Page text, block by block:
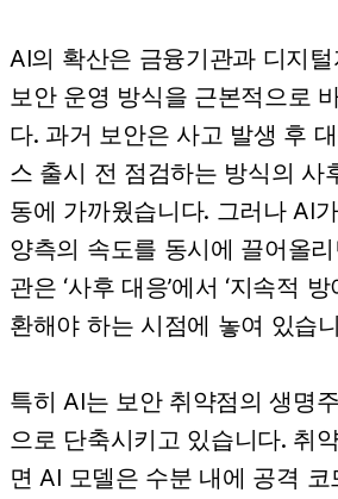
AI의 확산은 금융기관과 디지
보안 운영 방식을 근본적으로
다. 과거 보안은 사고 발생 후
스 출시 전 점검하는 방식의 사
동에 가까웠습니다. 그러나 AI
양측의 속도를 동시에 끌어올
관은 ‘사후 대응’에서 ‘지속적 방
환해야 하는 시점에 놓여 있습
특히 AI는 보안 취약점의 생명
으로 단축시키고 있습니다. 취
면 AI 모델은 수분 내에 공격